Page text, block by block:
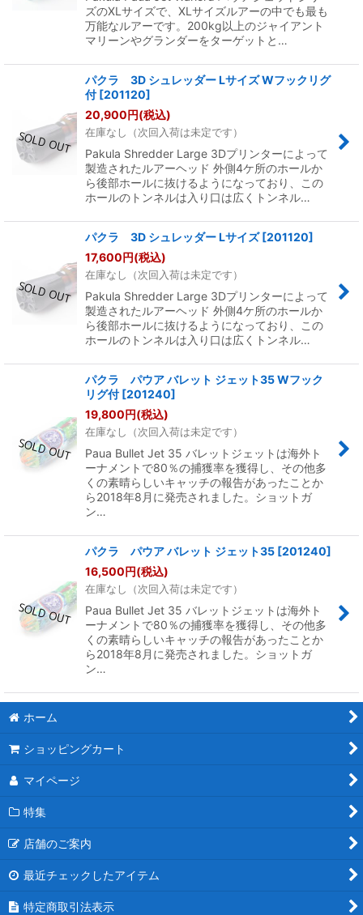
ズのXLサイズで、XLサイズルアーの中でも最も
万能なルアーです。200kg以上のジャイアント
マリーンやグランダーをターゲットと…
パクラ 3D シュレッダー Lサイズ Wフックリグ
付 [201120]
20,900円(税込)
在庫なし（次回入荷は未定です）
Pakula Shredder Large 3Dプリンターによって
製造されたルアーヘッド 外側4ケ所のホールか
ら後部ホールに抜けるようになっており、この
ホールのトンネルは入り口は広くトンネル…
パクラ 3D シュレッダー Lサイズ [201120]
17,600円(税込)
在庫なし（次回入荷は未定です）
Pakula Shredder Large 3Dプリンターによって
製造されたルアーヘッド 外側4ケ所のホールか
ら後部ホールに抜けるようになっており、この
ホールのトンネルは入り口は広くトンネル…
パクラ パウア バレット ジェット35 Wフック
リグ付 [201240]
19,800円(税込)
在庫なし（次回入荷は未定です）
Paua Bullet Jet 35 バレットジェットは海外ト
ーナメントで80％の捕獲率を獲得し、その他多
くの素晴らしいキャッチの報告があったことか
ら2018年8月に発売されました。ショットガ
ン…
パクラ パウア バレット ジェット35 [201240]
16,500円(税込)
在庫なし（次回入荷は未定です）
Paua Bullet Jet 35 バレットジェットは海外ト
ーナメントで80％の捕獲率を獲得し、その他多
くの素晴らしいキャッチの報告があったことか
ら2018年8月に発売されました。ショットガ
ン…
ホーム
ショッピングカート
マイページ
特集
店舗のご案内
最近チェックしたアイテム
特定商取引法表示